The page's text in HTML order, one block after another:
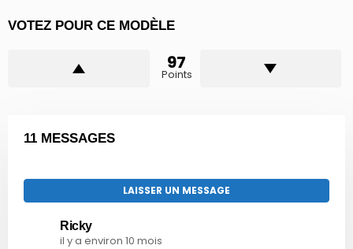
VOTEZ POUR CE MODÈLE
97
Points
11 MESSAGES
LAISSER UN MESSAGE
Ricky
il y a environ 10 mois